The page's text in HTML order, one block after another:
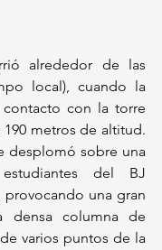
alrededor de las
local), cuando la
con la torre
metros de altitud.
desplomó sobre una
del BJ
una gran
densa columna de
varios puntos de la